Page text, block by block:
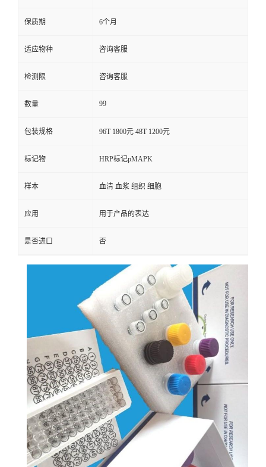
保质期 6个月
适应物种 咨询客服
检测限 咨询客服
数量 99
包装规格 96T 1800元 48T 1200元
标记物 HRP标记pMAPK
样本 血清 血浆 组织 细胞
应用 用于产品的表达
是否进口 否